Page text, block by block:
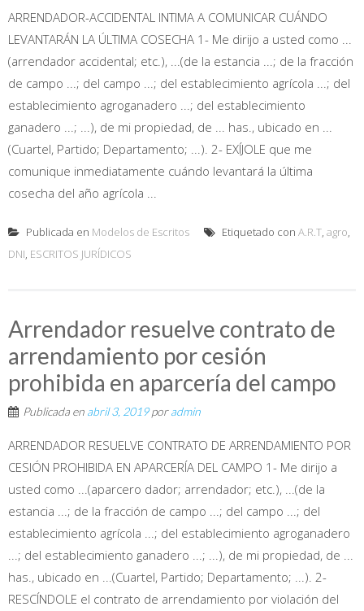
ARRENDADOR-ACCIDENTAL INTIMA A COMUNICAR CUÁNDO
LEVANTARÁN LA ÚLTIMA COSECHA 1- Me dirijo a usted como ...
(arrendador accidental; etc.), ...(de la estancia ...; de la fracción
de campo ...; del campo ...; del establecimiento agrícola ...; del
establecimiento agroganadero ...; del establecimiento
ganadero ...; ...), de mi propiedad, de ... has., ubicado en ...
(Cuartel, Partido; Departamento; ...). 2- EXÍJOLE que me
comunique inmediatamente cuándo levantará la última
cosecha del año agrícola ...
Publicada en Modelos de Escritos Etiquetado con A.R.T, agro,
DNI, ESCRITOS JURÍDICOS
Arrendador resuelve contrato de
arrendamiento por cesión
prohibida en aparcería del campo
Publicada en abril 3, 2019poradmin
ARRENDADOR RESUELVE CONTRATO DE ARRENDAMIENTO POR
CESIÓN PROHIBIDA EN APARCERÍA DEL CAMPO 1- Me dirijo a
usted como ...(aparcero dador; arrendador; etc.), ...(de la
estancia ...; de la fracción de campo ...; del campo ...; del
establecimiento agrícola ...; del establecimiento agroganadero
...; del establecimiento ganadero ...; ...), de mi propiedad, de ...
has., ubicado en ...(Cuartel, Partido; Departamento; ...). 2-
RESCÍNDOLE el contrato de arrendamiento por violación del